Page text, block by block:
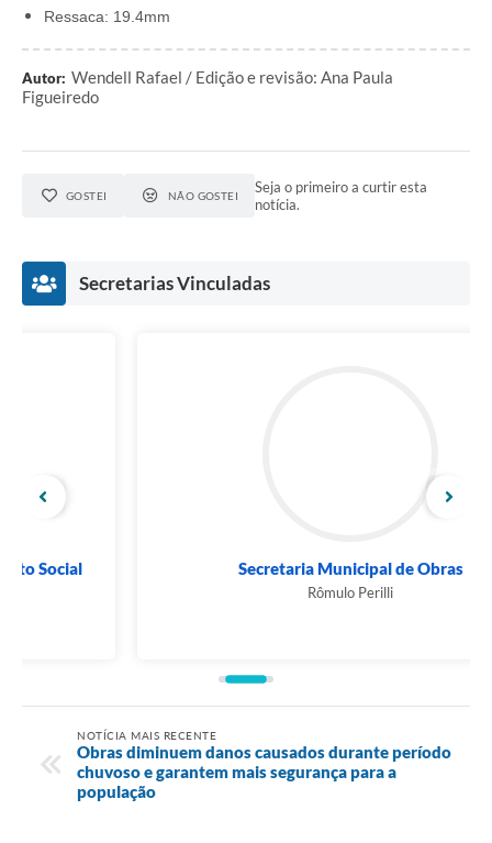
Ressaca: 19.4mm
Autor: Wendell Rafael / Edição e revisão: Ana Paula
Figueiredo
GOSTEI NÃO GOSTEI
Seja o primeiro a curtir esta
notícia.
Secretarias Vinculadas
Secretaria Municipal de Obras
NOTÍCIA MAIS RECENTE
Obras diminuem danos causados durante período
chuvoso e garantem mais segurança para a
população